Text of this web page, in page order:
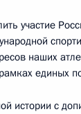
участие
наших
единых
истории с